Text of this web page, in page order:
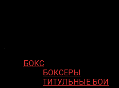
БОКС
БОКСЕРЫ
ТИТУЛЬНЫЕ БОИ